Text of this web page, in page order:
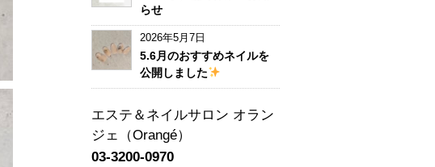
らせ
2026年5月7日
5.6月のおすすめネイルを
公開しました
エステ＆ネイルサロン オラン
ジェ（Orangé）
03-3200-0970